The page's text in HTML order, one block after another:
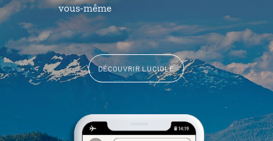
vous-même
DÉCOUVRIR LUCIOLE